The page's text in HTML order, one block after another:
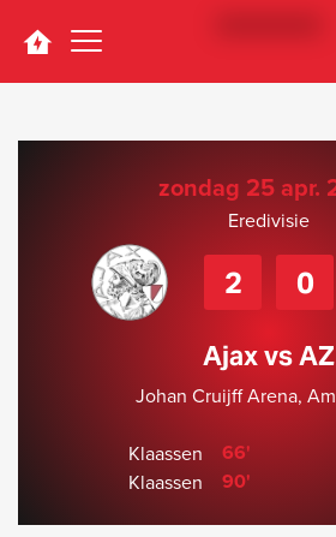
Navigation
zondag 25 apr.
Eredivisie
2 0
Ajax vs AZ
Johan Cruijff Arena,
Klaassen 66'
Klaassen 90'